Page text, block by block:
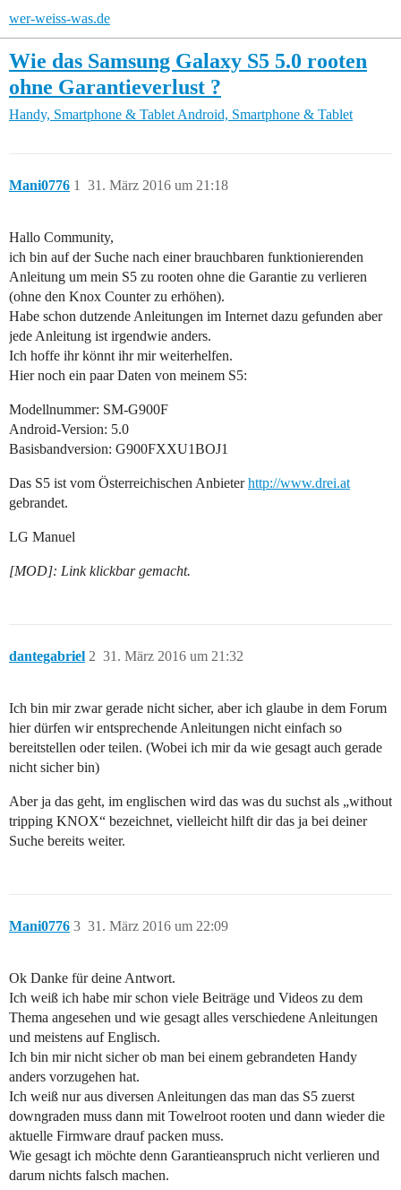
wer-weiss-was.de
Wie das Samsung Galaxy S5 5.0 rooten
ohne Garantieverlust ?
Handy, Smartphone & Tablet Android, Smartphone & Tablet
Mani0776 31. März 2016 um 21:18
1
Hallo Community,
ich bin auf der Suche nach einer brauchbaren funktionierenden
Anleitung um mein S5 zu rooten ohne die Garantie zu verlieren
(ohne den Knox Counter zu erhöhen).
Habe schon dutzende Anleitungen im Internet dazu gefunden aber
jede Anleitung ist irgendwie anders.
Ich hoffe ihr könnt ihr mir weiterhelfen.
Hier noch ein paar Daten von meinem S5:
Modellnummer: SM-G900F
Android-Version: 5.0
Basisbandversion: G900FXXU1BOJ1
Das S5 ist vom Österreichischen Anbieterhttp://www.drei.at
gebrandet.
LG Manuel
[MOD]: Link klickbar gemacht.
dantegabriel 31. März 2016 um 21:32
2
Ich bin mir zwar gerade nicht sicher, aber ich glaube in dem Forum
hier dürfen wir entsprechende Anleitungen nicht einfach so
bereitstellen oder teilen. (Wobei ich mir da wie gesagt auch gerade
nicht sicher bin)
Aber ja das geht, im englischen wird das was du suchst als „without
tripping KNOX“ bezeichnet, vielleicht hilft dir das ja bei deiner
Suche bereits weiter.
Mani0776 31. März 2016 um 22:09
3
Ok Danke für deine Antwort.
Ich weiß ich habe mir schon viele Beiträge und Videos zu dem
Thema angesehen und wie gesagt alles verschiedene Anleitungen
und meistens auf Englisch.
Ich bin mir nicht sicher ob man bei einem gebrandeten Handy
anders vorzugehen hat.
Ich weiß nur aus diversen Anleitungen das man das S5 zuerst
downgraden muss dann mit Towelroot rooten und dann wieder die
aktuelle Firmware drauf packen muss.
Wie gesagt ich möchte denn Garantieanspruch nicht verlieren und
darum nichts falsch machen.